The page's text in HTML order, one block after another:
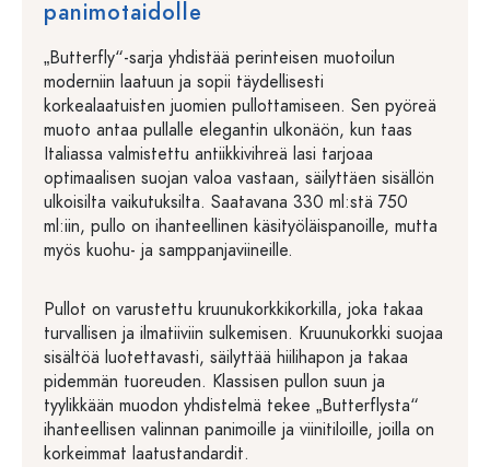
panimotaidolle
„Butterfly“-sarja yhdistää perinteisen muotoilun
moderniin laatuun ja sopii täydellisesti
korkealaatuisten juomien pullottamiseen. Sen pyöreä
muoto antaa pullalle elegantin ulkonäön, kun taas
Italiassa valmistettu antiikkivihreä lasi tarjoaa
optimaalisen suojan valoa vastaan, säilyttäen sisällön
ulkoisilta vaikutuksilta. Saatavana 330 ml:stä 750
ml:iin, pullo on ihanteellinen käsityöläispanoille, mutta
myös kuohu- ja samppanjaviineille.
Pullot on varustettu kruunukorkkikorkilla, joka takaa
turvallisen ja ilmatiiviin sulkemisen. Kruunukorkki suojaa
sisältöä luotettavasti, säilyttää hiilihapon ja takaa
pidemmän tuoreuden. Klassisen pullon suun ja
tyylikkään muodon yhdistelmä tekee „Butterflysta“
ihanteellisen valinnan panimoille ja viinitiloille, joilla on
korkeimmat laatustandardit.